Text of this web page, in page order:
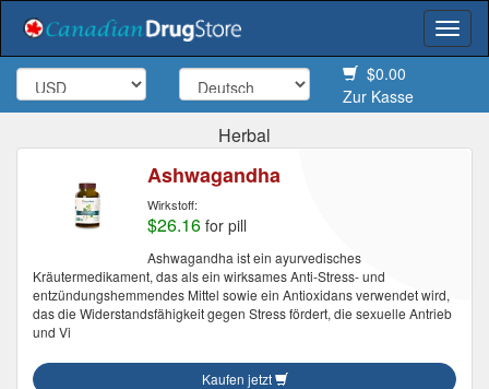
$0.00
Zur Kasse
Herbal
Ashwagandha
Wirkstoff:
$26.16 for pill
Ashwagandha ist ein ayurvedisches
Kräutermedikament, das als ein wirksames Anti-Stress- und
entzündungshemmendes Mittel sowie ein Antioxidans verwendet wird,
das die Widerstandsfähigkeit gegen Stress fördert, die sexuelle Antrieb
und Vi
Kaufen jetzt